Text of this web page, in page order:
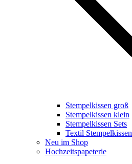
Stempelkissen groß
Stempelkissen klein
Stempelkissen Sets
Textil Stempelkissen
Neu im Shop
Hochzeitspapeterie